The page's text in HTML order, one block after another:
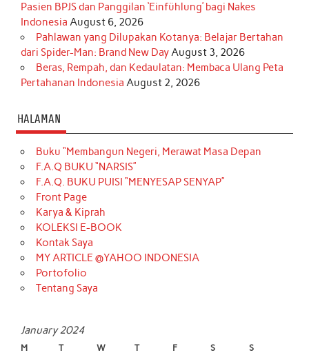
Pasien BPJS dan Panggilan ‘Einfühlung’ bagi Nakes
Indonesia August 6, 2026
Pahlawan yang Dilupakan Kotanya: Belajar Bertahan
dari Spider-Man: Brand New DayAugust 3, 2026
Beras, Rempah, dan Kedaulatan: Membaca Ulang Peta
Pertahanan Indonesia August 2, 2026
HALAMAN
Buku “Membangun Negeri, Merawat Masa Depan
F.A.Q BUKU “NARSIS”
F.A.Q. BUKU PUISI “MENYESAP SENYAP”
Front Page
Karya & Kiprah
KOLEKSI E-BOOK
Kontak Saya
MY ARTICLE @YAHOO INDONESIA
Portofolio
Tentang Saya
January 2024
M T W T F S S